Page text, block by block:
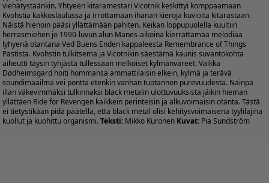
viehätystäänkin. Yhtyeen kitaramestari Vicotnik keskittyi komppaamaan
Kvohstia kakkoslaulussa ja irrottamaan ihanan kieroja kuvioita kitarastaan.
Näistä hienoin pääsi yllättämään pahiten. Keikan loppupuolella kuultiin
herrasmiehen jo 1990-luvun alun Manes-aikoina kierrättämää melodiaa
lyhyenä otantana Ved Buens Enden kappaleesta Remembrance of Things
Pastista. Kvohstin tulkitsema ja Vicotnikin säestämä kaunis suvantokohta
aiheutti täysin tyhjästä tullessaan melkoiset kylmänväreet. Vaikka
Dødheimsgard hoiti hommansa ammattilaisin elkein, kylmä ja terävä
soundimaailma vei pontta etenkin vanhan tuotannon purevuudesta. Näinpä
illan väkevimmäksi tulkinnaksi black metalin ulottuvuuksista jäikin hieman
yllättäen Ride for Revengen kaikkein perinteisin ja alkuvoimaisin otanta. Tästä
ei tietystikään pidä päätellä, että black metal olisi kehitysvoimaisena tyylilajina
kuollut ja kuohittu organismi.Teksti: Mikko Kuronen Kuvat: Pia Sundström